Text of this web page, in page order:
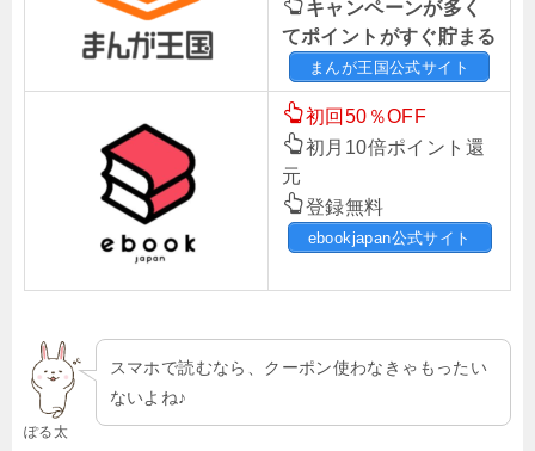
キャンペーンが多く
てポイントがすぐ貯まる
まんが王国公式サイト
初回50％OFF
初月10倍ポイント還
元
登録無料
ebookjapan公式サイト
ぽる太
スマホで読むなら、クーポン使わなきゃもったい
ないよね♪